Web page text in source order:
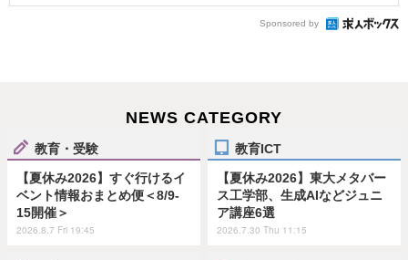
Sponsored by
NEWS CATEGORY
教育・受験
【夏休み2026】すぐ行けるイ
ベント情報おまとめ便＜8/9-
15開催＞
2026.8.7 Fri 19:45
教育ICT
【夏休み2026】東大メタバー
ス工学部、生成AIなどジュニ
ア講座6選
2026.7.30 Thu 11:15